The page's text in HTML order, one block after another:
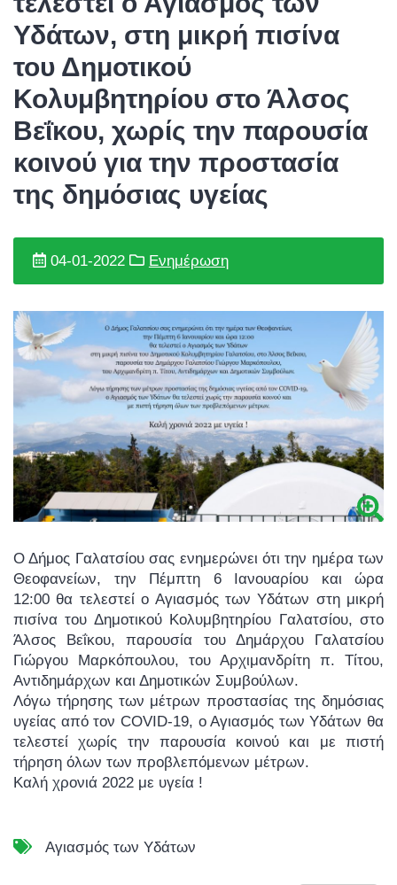
Υδάτων, στη μικρή πισίνα
του Δημοτικού
Κολυμβητηρίου στο Άλσος
Βεΐκου, χωρίς την παρουσία
κοινού για την προστασία
της δημόσιας υγείας
04-01-2022 Ενημέρωση
Ο Δήμος Γαλατσίου σας ενημερώνει ότι την ημέρα των
Θεοφανείων, την Πέμπτη 6 Ιανουαρίου και ώρα
12:00 θα τελεστεί ο Αγιασμός των Υδάτων στη μικρή
πισίνα του Δημοτικού Κολυμβητηρίου Γαλατσίου, στο
Άλσος Βεΐκου, παρουσία του Δημάρχου Γαλατσίου
Γιώργου Μαρκόπουλου, του Αρχιμανδρίτη π. Τίτου,
Αντιδημάρχων και Δημοτικών Συμβούλων.
Λόγω τήρησης των μέτρων προστασίας της δημόσιας
υγείας από τον COVID-19, ο Αγιασμός των Υδάτων θα
τελεστεί χωρίς την παρουσία κοινού και με πιστή
τήρηση όλων των προβλεπόμενων μέτρων.
Καλή χρονιά 2022 με υγεία !
Αγιασμός των Υδάτων